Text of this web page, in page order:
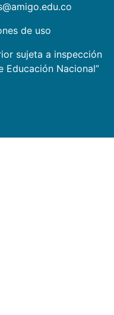
de uso
sujeta a inspección
Nacional”